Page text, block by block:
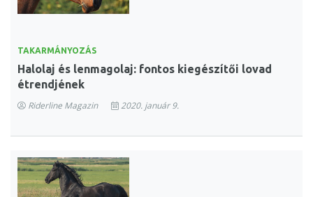
TAKARMÁNYOZÁS
Halolaj és lenmagolaj: fontos kiegészítői lovad
étrendjének
Riderline Magazin 2020. január 9.